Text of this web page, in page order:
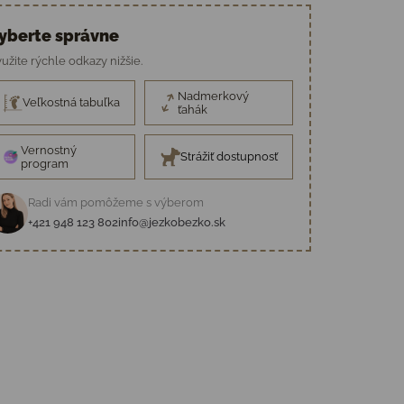
správne
rýchle odkazy nižšie.
Veľkostná tabuľka
Nadmerkový
ťahák
Vernostný
program
Strážiť dostupnosť
Radi vám pomôžeme s výberom
+421 948 123 802info@jezkobezko.sk